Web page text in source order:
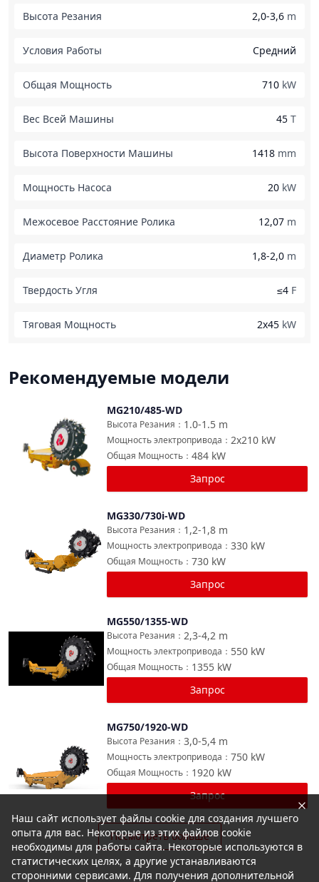
Высота Резания 2,0-3,6 m
Условия Работы Средний
Общая Мощность 710 kW
Вес Всей Машины 45 T
Высота Поверхности Машины 1418 mm
Мощность Насоса 20 kW
Межосевое Расстояние Ролика 12,07 m
Диаметр Ролика 1,8-2,0 m
Твердость Угля ≤4 F
Тяговая Мощность 2x45 kW
Рекомендуемые модели
Сравнить
MG210/485-WD
1.0-1.5 m
Высота Резания ：
2x210 kW
Мощность электропривода ：
484 kW
Общая Мощность ：
Запрос
MG330/730i-WD
1,2-1,8 m
Высота Резания ：
330 kW
Мощность электропривода ：
730 kW
Общая Мощность ：
Запрос
MG550/1355-WD
2,3-4,2 m
Высота Резания ：
550 kW
Мощность электропривода ：
1355 kW
Общая Мощность ：
Запрос
MG750/1920-WD
3,0-5,4 m
Высота Резания ：
750 kW
Мощность электропривода ：
1920 kW
Общая Мощность ：
Запрос
Посмотреть больше
Наш сайт использует файлы cookie для создания лучшего
опыта для вас. Некоторые из этих файлов cookie
необходимы для работы сайта. Некоторые используются в
статистических целях, а другие устанавливаются
сторонними сервисами. Для получения дополнительной